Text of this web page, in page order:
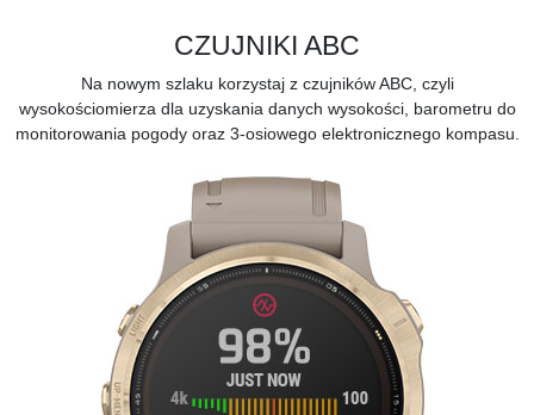
CZUJNIKI ABC
Na nowym szlaku korzystaj z czujników ABC, czyli
wysokościomierza dla uzyskania danych wysokości, barometru do
monitorowania pogody oraz 3-osiowego elektronicznego kompasu.